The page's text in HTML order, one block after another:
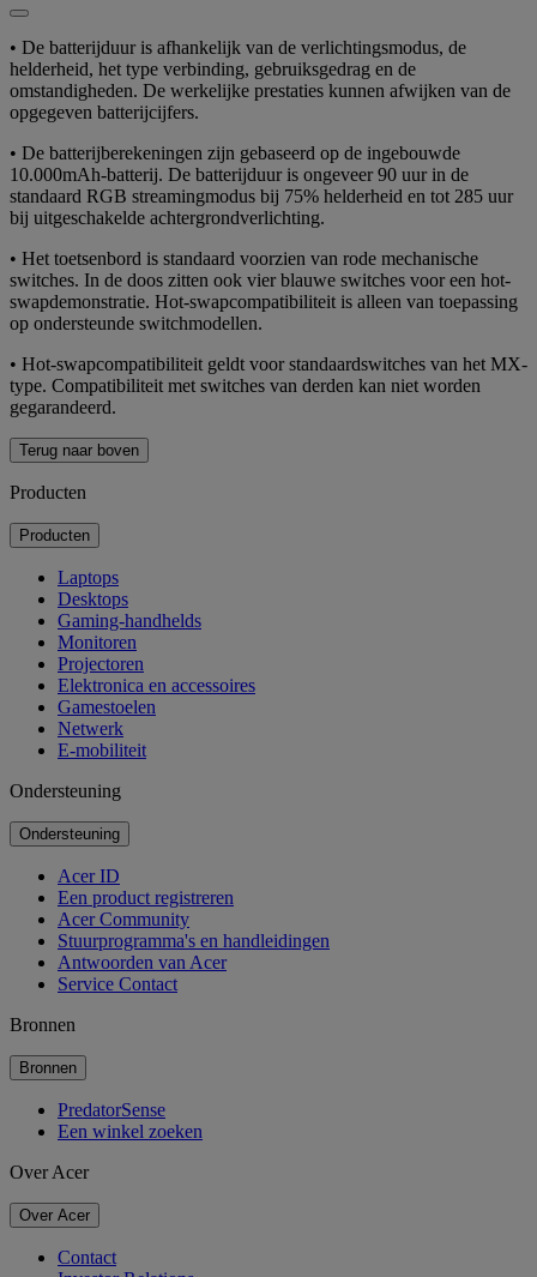
• De batterijduur is afhankelijk van de verlichtingsmodus, de
helderheid, het type verbinding, gebruiksgedrag en de
omstandigheden. De werkelijke prestaties kunnen afwijken van de
opgegeven batterijcijfers.
• De batterijberekeningen zijn gebaseerd op de ingebouwde
10.000mAh-batterij. De batterijduur is ongeveer 90 uur in de
standaard RGB streamingmodus bij 75% helderheid en tot 285 uur
bij uitgeschakelde achtergrondverlichting.
• Het toetsenbord is standaard voorzien van rode mechanische
switches. In de doos zitten ook vier blauwe switches voor een hot-
swapdemonstratie. Hot-swapcompatibiliteit is alleen van toepassing
op ondersteunde switchmodellen.
• Hot-swapcompatibiliteit geldt voor standaardswitches van het MX-
type. Compatibiliteit met switches van derden kan niet worden
gegarandeerd.
Terug naar boven
Producten
Producten
Laptops
Desktops
Gaming-handhelds
Monitoren
Projectoren
Elektronica en accessoires
Gamestoelen
Netwerk
E-mobiliteit
Ondersteuning
Ondersteuning
Acer ID
Een product registreren
Acer Community
Stuurprogramma's en handleidingen
Antwoorden van Acer
Service Contact
Bronnen
Bronnen
PredatorSense
Een winkel zoeken
Over Acer
Over Acer
Contact